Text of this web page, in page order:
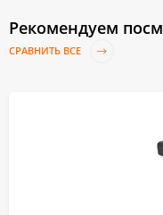
Рекомендуем
СРАВНИТЬ ВСЕ